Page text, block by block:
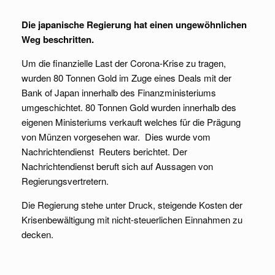
Die japanische Regierung hat einen ungewöhnlichen
Weg beschritten.
Um die finanzielle Last der Corona-Krise zu tragen,
wurden 80 Tonnen Gold im Zuge eines Deals mit der
Bank of Japan innerhalb des Finanzministeriums
umgeschichtet. 80 Tonnen Gold wurden innerhalb des
eigenen Ministeriums verkauft welches für die Prägung
von Münzen vorgesehen war. Dies wurde vom
Nachrichtendienst Reuters berichtet. Der
Nachrichtendienst beruft sich auf Aussagen von
Regierungsvertretern.
Die Regierung stehe unter Druck, steigende Kosten der
Krisenbewältigung mit nicht-steuerlichen Einnahmen zu
decken.